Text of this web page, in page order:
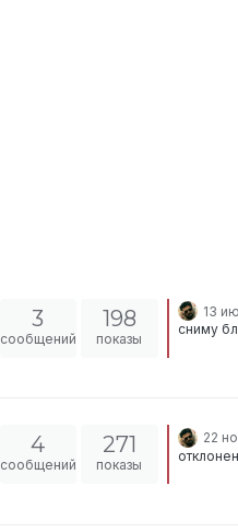
3
сообщений
198
показы
13
сниму
4
сообщений
271
показы
22